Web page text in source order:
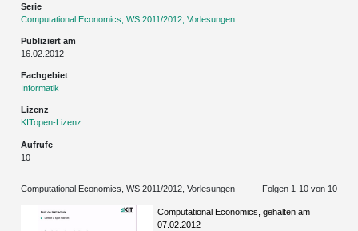
Serie
Computational Economics, WS 2011/2012, Vorlesungen
Publiziert am
16.02.2012
Fachgebiet
Informatik
Lizenz
KITopen-Lizenz
Aufrufe
10
Computational Economics, WS 2011/2012, Vorlesungen Folgen 1-10von 10
Computational Economics, gehalten am
07.02.2012